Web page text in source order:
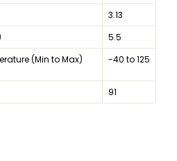
3.13
5.5
(Min to Max)
-40 to 125
91